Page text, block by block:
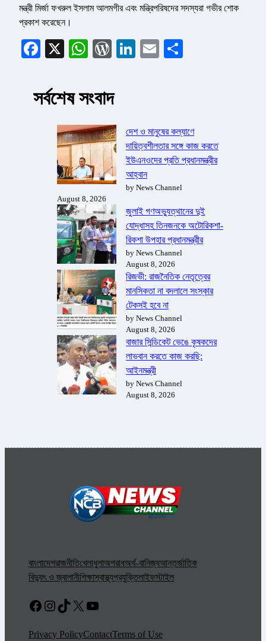
মন্ত্রী মির্জা ফখরুল ইসলাম আলমগীর এবং মন্ত্রিপরিষদের সদস্যরা গভীর শোক
প্রকাশ করেছেন।
Facebook
X WhatsApp
WordPress
LinkedIn
Email
সর্বশেষ সংবাদ
দেশ ও মানুষের কল্যাণে
দায়িত্বশীলতার সঙ্গে কাজ করতে
ইউএনওদের প্রতি প্রধানমন্ত্রীর
আহ্বান
by News Channel
August 8, 2026
জুলাই গণঅভ্যুত্থানের দুই
যোদ্ধাসহ তিনজনকে অটোরিকশা-
রিকশা উপহার প্রধানমন্ত্রীর
by News Channel
August 8, 2026
রিজভী: রাজনৈতিক নেতৃত্বের
মানসিকতা না বদলালে সংস্কার
টেকসই হবে না
by News Channel
August 8, 2026
বাজার সিন্ডিকেট ভেঙে কৃষকদের
লাভবান করতে কাজ করছি:
আইনমন্ত্রী
by News Channel
August 8, 2026
বাংলাদেশরাজনীতিখেলাধুলাঅপরাধঅর্থ-বানিজ্যআন্তর্জাতিক
বিদ্যুৎ ও জ্বালানীশিক্ষাস্বাস্থ্যপ্রযুক্তিলাইফস্টাইল
Facebook
Instagram
TikTok
X YouTube
Privacy PolicyContactTerms of Use